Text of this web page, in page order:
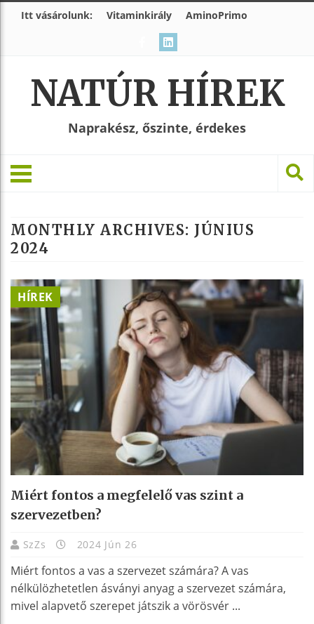
Itt vásárolunk: Vitaminkirály AminoPrimo
NATÚR HÍREK
Naprakész, őszinte, érdekes
MONTHLY ARCHIVES: JÚNIUS
2024
HÍREK
Miért fontos a megfelelő vas szint a
szervezetben?
SzZs 2024 Jún 26
Miért fontos a vas a szervezet számára? A vas
nélkülözhetetlen ásványi anyag a szervezet számára,
mivel alapvető szerepet játszik a vörösvér ...